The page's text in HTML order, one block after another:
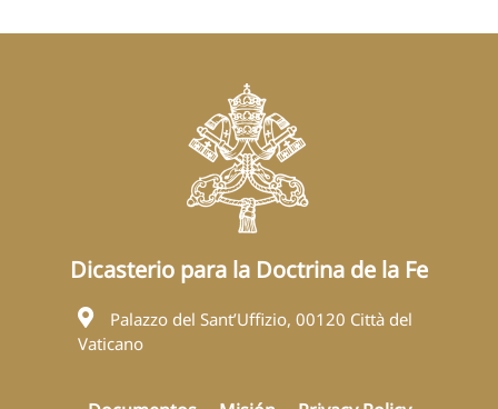
Dicasterio para la Doctrina de la Fe
Palazzo del Sant’Uffizio, 00120 Città del
Vaticano